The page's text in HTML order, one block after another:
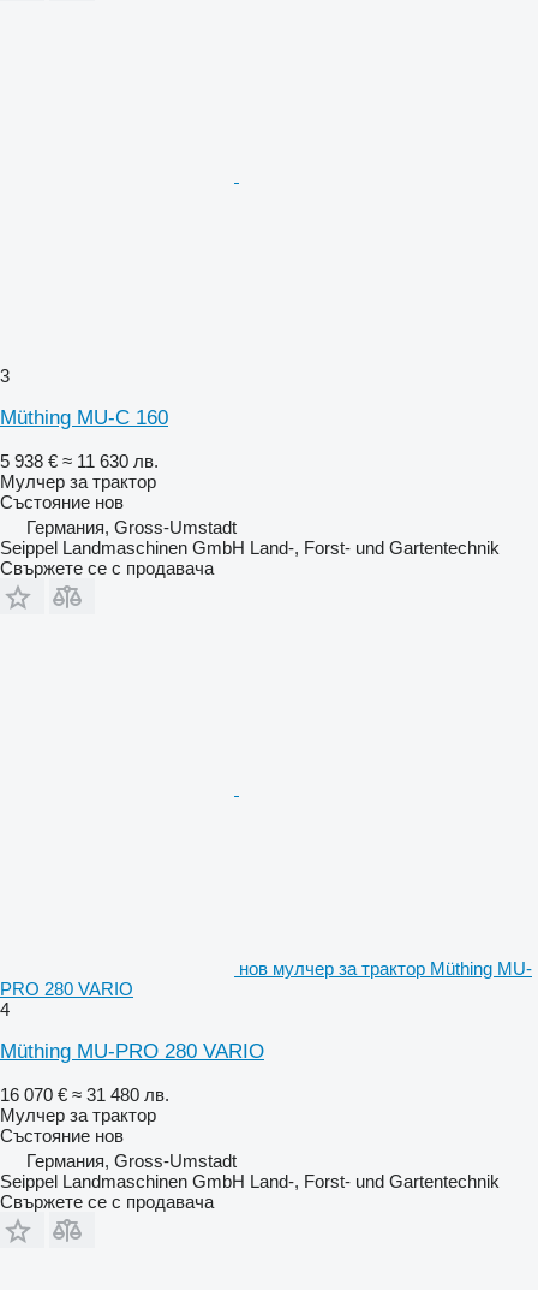
3
Müthing MU-C 160
5 938 € ≈ 11 630 лв.
Мулчер за трактор
Състояние нов
Германия, Gross-Umstadt
Seippel Landmaschinen GmbH Land-, Forst- und Gartentechnik
Свържете се с продавача
нов мулчер за трактор Müthing MU-
PRO 280 VARIO
4
Müthing MU-PRO 280 VARIO
16 070 € ≈ 31 480 лв.
Мулчер за трактор
Състояние нов
Германия, Gross-Umstadt
Seippel Landmaschinen GmbH Land-, Forst- und Gartentechnik
Свържете се с продавача